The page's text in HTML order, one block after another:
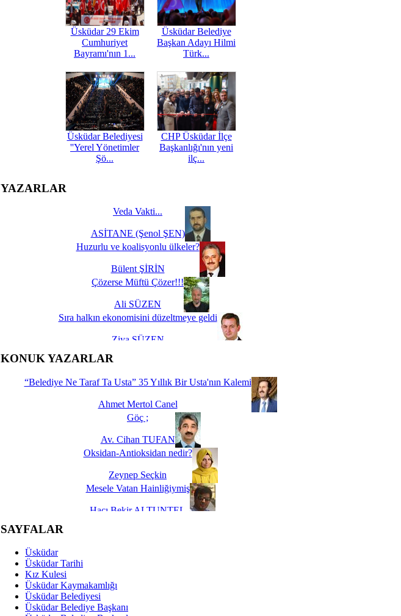
Üsküdar 29 Ekim
Cumhuriyet
Bayramı'nın 1...
Üsküdar Belediye
Başkan Adayı Hilmi
Türk...
Üsküdar Belediyesi
''Yerel Yönetimler
Şö...
CHP Üsküdar İlçe
Başkanlığı'nın yeni
ilç...
YAZARLAR
Veda Vakti...
ASİTANE (Şenol ŞEN)
Huzurlu ve koalisyonlu ülkeler?
Bülent ŞİRİN
Çözerse Müftü Çözer!!!
Ali SÜZEN
Sıra halkın ekonomisini düzeltmeye geldi
Ziya SÜZEN
İşte Biz buyuz...
KONUK YAZARLAR
“Belediye Ne Taraf Ta Usta” 35 Yıllık Bir Usta'nın Kalemi
Ahmet Mertol Canel
Göç ;
Av. Cihan TUFAN
Oksidan-Antioksidan nedir?
Zeynep Seçkin
Mesele Vatan Hainliğiymiş
Hacı Bekir ALTUNTEL
Dünya Fani, Ama Kısa Bir Süre De Olsa Burdayız
Savaş ŞENEL
Hukukun Adaleti Kalmadı Üstadım!
SAYFALAR
Üsküdar
Üsküdar Tarihi
Kız Kulesi
Üsküdar Kaymakamlığı
Üsküdar Belediyesi
Üsküdar Belediye Başkanı